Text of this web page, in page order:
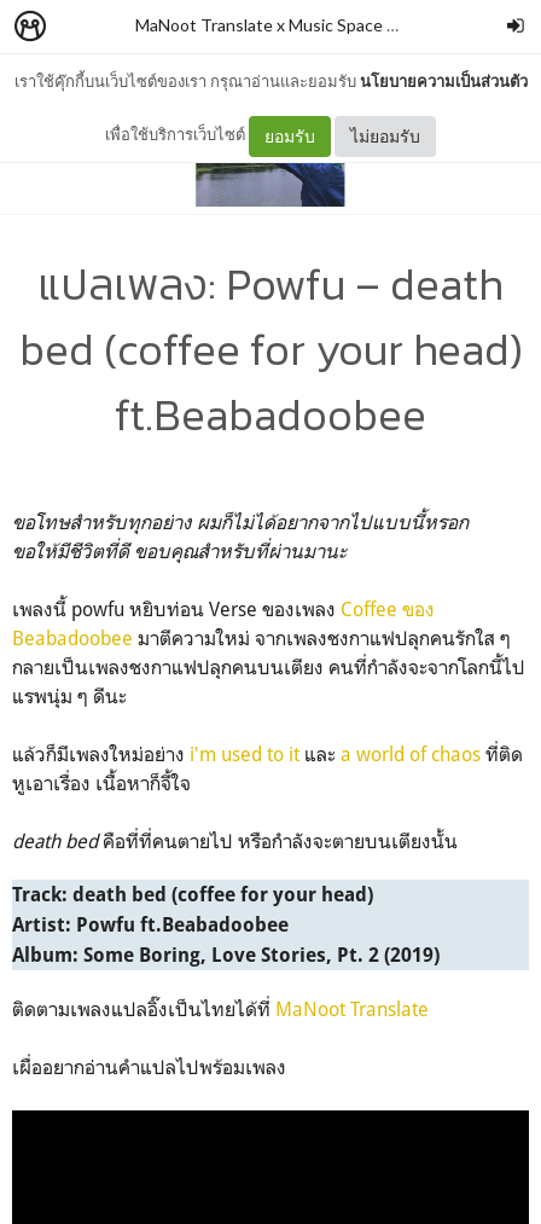
เราใช้คุ๊กกี้บนเว็บไซต์ของเรา กรุณาอ่านและยอมรับนโยบายความเป็นส่วนตัว
เพื่อใช้บริการเว็บไซต์ ยอมรับ ไม่ยอมรับ
MaNoot Translate x Music Space #1 cocococoayeah
แปลเพลง: Powfu – death
bed (coffee for your head)
ft.Beabadoobee
ขอโทษสำหรับทุกอย่าง ผมก็ไม่ได้อยากจากไปแบบนี้หรอก
ขอให้มีชีวิตที่ดี ขอบคุณสำหรับที่ผ่านมานะ
เพลงนี้ powfu หยิบท่อน Verse ของเพลง Coffee ของ
Beabadoobee มาตีความใหม่ จากเพลงชงกาแฟปลุกคนรักใส ๆ
กลายเป็นเพลงชงกาแฟปลุกคนบนเตียง คนที่กำลังจะจากโลกนี้ไป
แรพนุ่ม ๆ ดีนะ
แล้วก็มีเพลงใหม่อย่าง i'm used to it และ a world of chaos ที่ติด
หูเอาเรื่อง เนื้อหาก็จี้ใจ
death bedคือที่ที่คนตายไป หรือกำลังจะตายบนเตียงนั้น
Track: death bed (coffee for your head)
Artist: Powfu ft.Beabadoobee
Album: Some Boring, Love Stories, Pt. 2 (2019)
ติดตามเพลงแปลอิ๊งเป็นไทยได้ที่ MaNoot Translate
เผื่ออยากอ่านคำแปลไปพร้อมเพลง